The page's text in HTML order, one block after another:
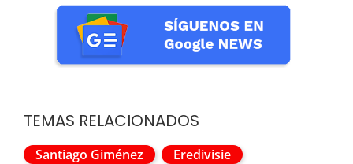
TEMAS RELACIONADOS
Santiago Giménez Eredivisie